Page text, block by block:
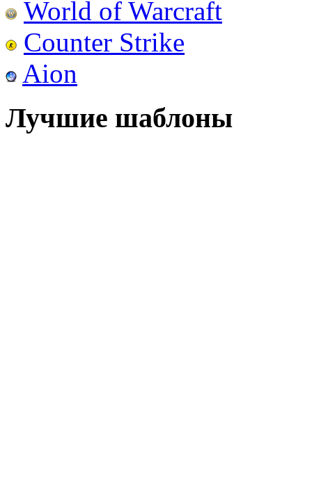
World of Warcraft
Counter Strike
Aion
Лучшие шаблоны